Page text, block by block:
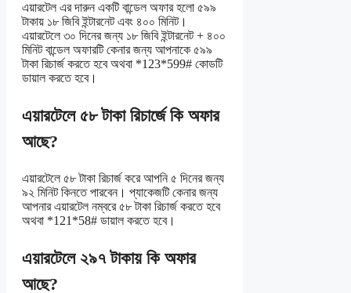
এয়ারটেল এর দারুন একটি বান্ডেল অফার হলো ৫৯৯
টাকায় ১৮ জিবি ইন্টারনেট এবং ৪০০ মিনিট।
এয়ারটেলে ৩০ দিনের জন্য ১৮ জিবি ইন্টারনেট + ৪০০
মিনিট বান্ডেল অফারটি কেনার জন্য আপনাকে ৫৯৯
টাকা রিচার্জ করতে হবে অথবা *123*599# কোডটি
ডায়াল করতে হবে।
এয়ারটেলে ৫৮ টাকা রিচার্জে কি অফার
আছে?
এয়ারটেলে ৫৮ টাকা রিচার্জ করে আপনি ৫ দিনের জন্য
৯২ মিনিট কিনতে পারবেন। প্যাকেজটি কেনার জন্য
আপনার এয়ারটেল নম্বরে ৫৮ টাকা রিচার্জ করতে হবে
অথবা *121*58# ডায়াল করতে হবে।
এয়ারটেলে ২৯৭ টাকায় কি অফার
আছে?